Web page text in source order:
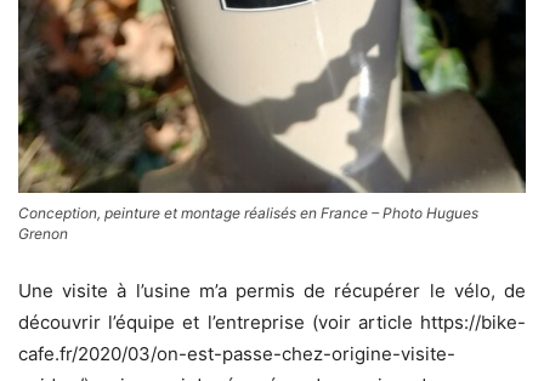
Conception, peinture et montage réalisés en France – Photo Hugues
Grenon
Une visite à l’usine m’a permis de récupérer le vélo, de
découvrir l’équipe et l’entreprise (voir article https://bike-
cafe.fr/2020/03/on-est-passe-chez-origine-visite-